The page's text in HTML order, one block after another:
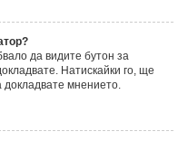
да видите бутон за
Натискайки го, ще
докладвате мнението.